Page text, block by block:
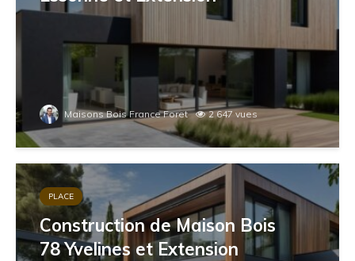
Maisons Bois France Foret 2 647 vues
PLACE
Construction de Maison Bois
78 Yvelines et Extension